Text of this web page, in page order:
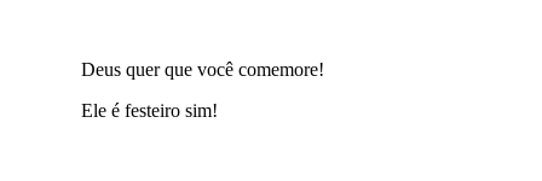
Deus quer que você comemore!
Ele é festeiro sim!